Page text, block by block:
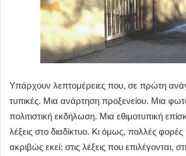
Υπάρχουν λεπτομέρειες που, σε πρώτη
τυπικές. Μια ανάρτηση προξενείου. Μια
πολιτιστική εκδήλωση. Μια εθιμοτυπική
λέξεις στο διαδίκτυο. Κι όμως, πολλές φορές
ακριβώς εκεί: στις λέξεις που επιλέγονται,